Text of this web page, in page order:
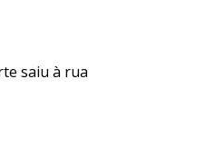
saiu à rua